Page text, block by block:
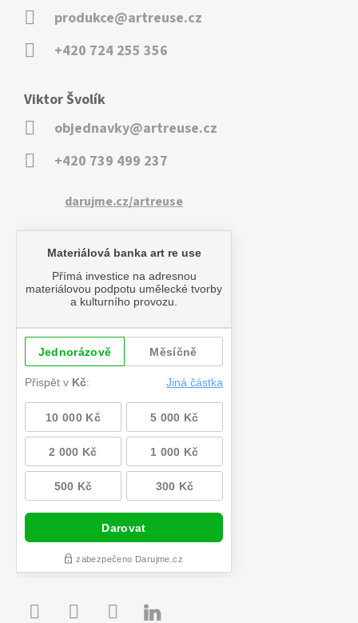
produkce@artreuse.cz
+420 724 255 356
Viktor Švolík
objednavky@artreuse.cz
+420 739 499 237
darujme.cz/artreuse
